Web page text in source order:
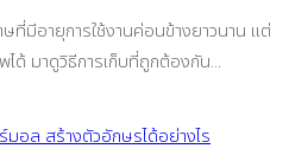
ที่มีอายุการใช้งานค่อนข้างยาวนาน แต่
ด้ มาดูวิธีการเก็บที่ถูกต้องกัน...